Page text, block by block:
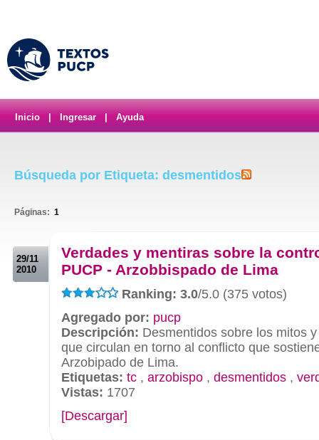
Inicio Ingresar Ayuda
Búsqueda por Etiqueta: desmentidos
Páginas: 1
29/11
2010
Verdades y mentiras sobre la
PUCP - Arzobbispado de Lima
Ranking: 3.0/5.0 (375 votos)
Agregado por: pucp
Descripción: Desmentidos sobre los mitos
que circulan en torno al conflicto que
Arzobipado de Lima.
Etiquetas: tc , arzobispo , desmentidos ,
Vistas: 1707
[Descargar]